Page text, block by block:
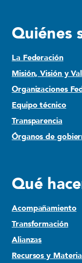
Quiénes
La Federación
Misión, Visión y
Organizaciones
Equipo técnico
Transparencia
Órganos de
Qué
Acompañamiento
Transformación
Alianzas
Recursos y